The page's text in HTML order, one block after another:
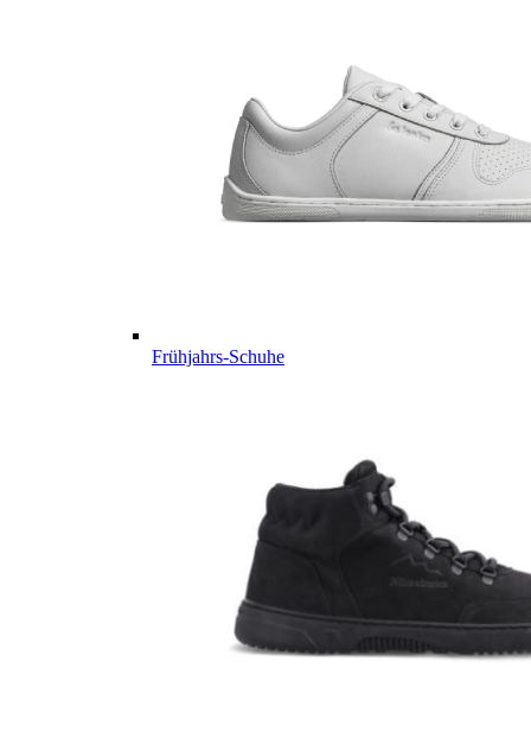
Frühjahrs-Schuhe